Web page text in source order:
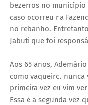
bezerros no município
caso ocorreu na
no rebanho.
Jabuti que foi
Aos 66 anos,
como vaqueiro, nunca
primeira vez eu vim
Essa é a segunda vez